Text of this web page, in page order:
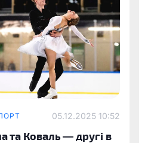
05.12.2025 10:52
та Коваль — другі в